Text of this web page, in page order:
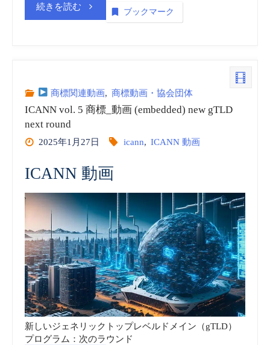
続きを読む“ICANN
商
標
_
動
画
(embedded)
new
gTLD
2026
round”
ブックマーク
商標関連動画, 商標動画・協会団体
ICANN vol. 5 商標_動画 (embedded) new gTLD
next round
2025年1月27日 icann, ICANN 動画
ICANN 動画
新しいジェネリックトップレベルドメイン（gTLD）
プログラム：次のラウンド